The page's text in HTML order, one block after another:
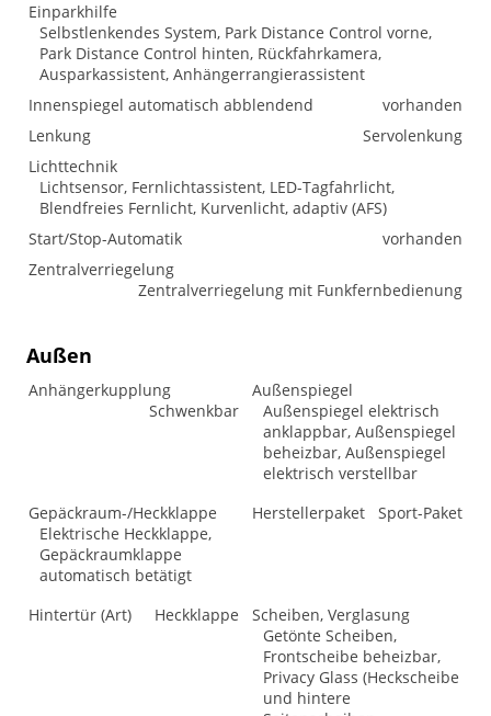
Einparkhilfe
Selbstlenkendes System, Park Distance Control vorne,
Park Distance Control hinten, Rückfahrkamera,
Ausparkassistent, Anhängerrangierassistent
Innenspiegel automatisch abblendend
vorhanden
Lenkung
Servolenkung
Lichttechnik
Lichtsensor, Fernlichtassistent, LED-Tagfahrlicht,
Blendfreies Fernlicht, Kurvenlicht, adaptiv (AFS)
Start/Stop-Automatik
vorhanden
Zentralverriegelung
Zentralverriegelung mit Funkfernbedienung
Außen
Anhängerkupplung
Schwenkbar
Außenspiegel
Außenspiegel elektrisch
anklappbar, Außenspiegel
beheizbar, Außenspiegel
elektrisch verstellbar
Gepäckraum-/Heckklappe
Elektrische Heckklappe,
Gepäckraumklappe
automatisch betätigt
Herstellerpaket Sport-Paket
Hintertür (Art) Heckklappe
Scheiben, Verglasung
Getönte Scheiben,
Frontscheibe beheizbar,
Privacy Glass (Heckscheibe
und hintere